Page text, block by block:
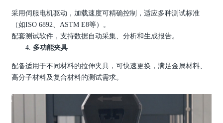
采用伺服电机驱动，加载速度可精确控制，适应多种测试标准
（如ISO 6892、ASTM E8等）。
配套测试软件，支持数据自动采集、分析和生成报告。
4. 多功能夹具
配备适用于不同材料的拉伸夹具，可快速更换，满足金属材料、
高分子材料及复合材料的测试需求。